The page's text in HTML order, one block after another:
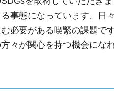
事態になっています。日
必要がある喫緊の課題で
々が関心を持つ機会にな